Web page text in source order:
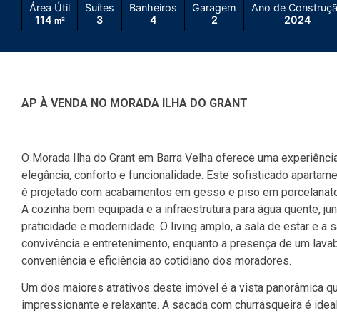
Área Útil
114 m²
Suítes
3
Banheiros
4
Garagem
2
Ano de
2024
AP À VENDA NO MORADA ILHA DO GRANT
O Morada Ilha do Grant em Barra Velha oferece uma
elegância, conforto e funcionalidade. Este sofisticado
é projetado com acabamentos em gesso e piso em
A cozinha bem equipada e a infraestrutura para água quente,
praticidade e modernidade. O living amplo, a sala de estar e a
convivência e entretenimento, enquanto a presença de um
conveniência e eficiência ao cotidiano dos moradores.
Um dos maiores atrativos deste imóvel é a vista panorâmica
impressionante e relaxante. A sacada com churrasqueira é